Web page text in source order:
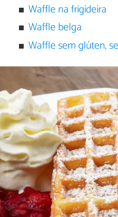
Waffle na frigideira
Waffle belga
Waffle sem glúten,